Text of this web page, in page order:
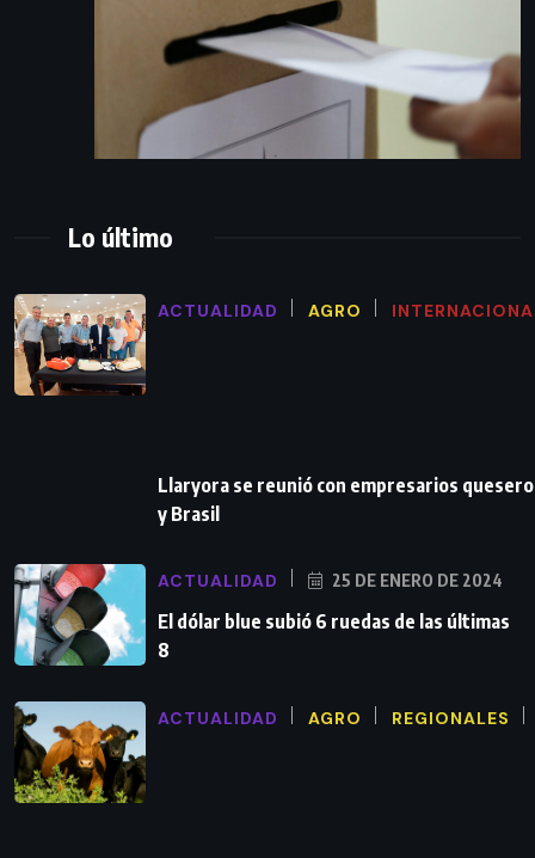
Lo último
ACTUALIDAD AGRO
Llaryora se reunió con empresarios
y Brasil
ACTUALIDAD 25 DE ENERO DE 2024
El dólar blue subió 6 ruedas de las últimas
8
ACTUALIDAD AGRO REGIONALES